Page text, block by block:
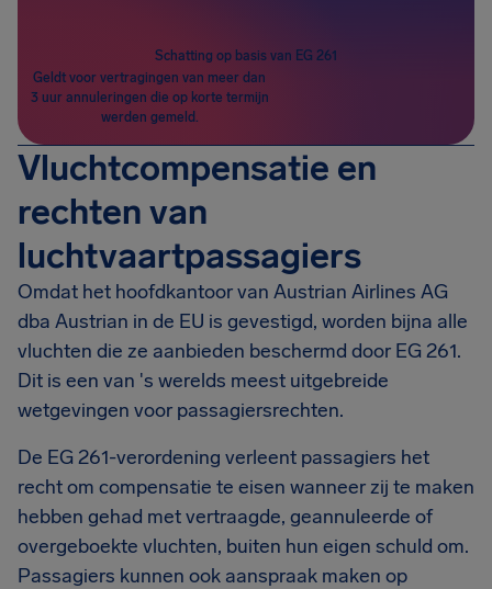
Schatting op basis van EG 261
Geldt voor vertragingen van meer dan
3 uur annuleringen die op korte termijn
werden gemeld.
Vluchtcompensatie en
rechten van
luchtvaartpassagiers
Omdat het hoofdkantoor van Austrian Airlines AG
dba Austrian in de EU is gevestigd, worden bijna alle
vluchten die ze aanbieden beschermd door EG 261.
Dit is een van 's werelds meest uitgebreide
wetgevingen voor passagiersrechten.
De EG 261-verordening verleent passagiers het
recht om compensatie te eisen wanneer zij te maken
hebben gehad met vertraagde, geannuleerde of
overgeboekte vluchten, buiten hun eigen schuld om.
Passagiers kunnen ook aanspraak maken op